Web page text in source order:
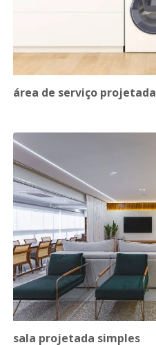
área de serviço projetada
sala projetada simples